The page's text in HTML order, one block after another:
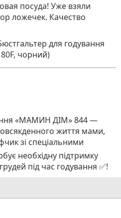
посуда! Уже взяли
ложечек. Качество
для годування
чорний)
«МАМИН ДІМ» 844 —
життя мами,
зі спеціальними
необхідну підтримку
під час годування ✅!